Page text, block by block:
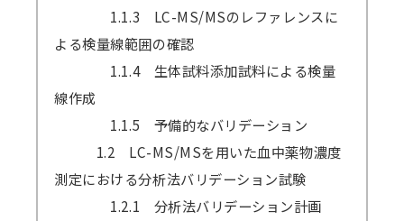
1.1.3 LC-MS/MSのレファレンスに
よる検量線範囲の確認
1.1.4 生体試料添加試料による検量
線作成
1.1.5 予備的なバリデーション
1.2 LC-MS/MSを用いた血中薬物濃度
測定における分析法バリデーション試験
1.2.1 分析法バリデーション計画